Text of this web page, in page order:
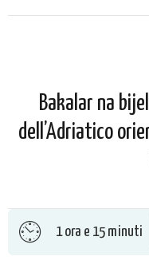
Bakalar na
dell’Adriatico
1 ora e 15 minuti